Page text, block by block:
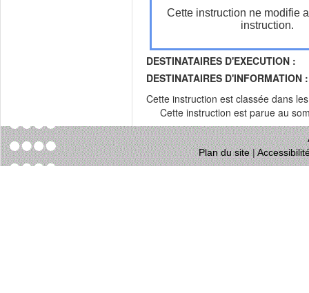
Cette instruction ne modifie
instruction.
DESTINATAIRES D'EXECUTION :
DESTINATAIRES D'INFORMATION :
Cette instruction est classée dans
Cette instruction est parue au
Plan du site|